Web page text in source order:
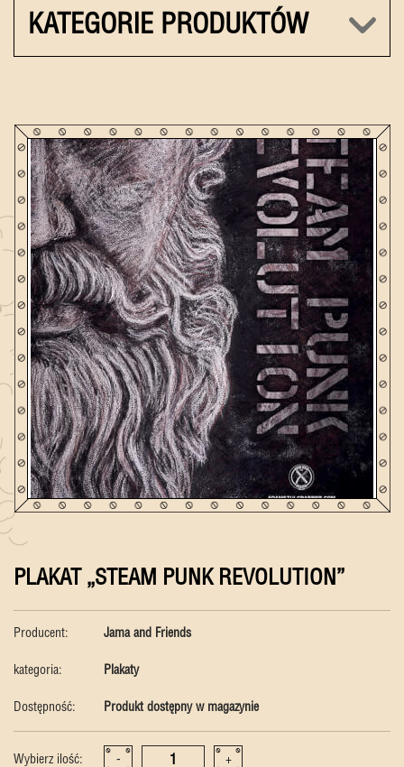
KATEGORIE PRODUKTÓW
PLAKAT „STEAM PUNK REVOLUTION”
Producent: Jama and Friends
kategoria: Plakaty
Dostępność: Produkt dostępny w magazynie
Wybierz ilość: - +